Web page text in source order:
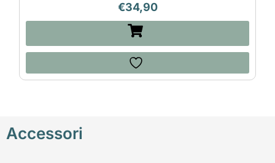
€34,90
Accessori